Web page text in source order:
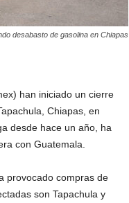
desabasto de gasolina en Chiapas
han iniciado un cierre
Chiapas, en
desde hace un año, ha
con Guatemala.
provocado compras de
son Tapachula y